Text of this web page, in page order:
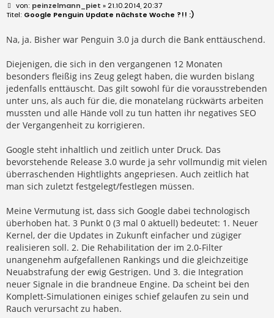
B
e
r
a
peinzelmann_piet » 21.10.2014, 20:37
Google Penguin Update nächste Woche ?!! :)
Na, ja. Bisher war Penguin 3.0 ja durch die Bank enttäuschend.
Diejenigen, die sich in den vergangenen 12 Monaten
besonders fleißig ins Zeug gelegt haben, die wurden bislang
jedenfalls enttäuscht. Das gilt sowohl für die vorausstrebenden
unter uns, als auch für die, die monatelang rückwärts arbeiten
mussten und alle Hände voll zu tun hatten ihr negatives SEO
der Vergangenheit zu korrigieren.
Google steht inhaltlich und zeitlich unter Druck. Das
bevorstehende Release 3.0 wurde ja sehr vollmundig mit vielen
überraschenden Hightlights angepriesen. Auch zeitlich hat
man sich zuletzt festgelegt/festlegen müssen.
Meine Vermutung ist, dass sich Google dabei technologisch
überhoben hat. 3 Punkt 0 (3 mal 0 aktuell) bedeutet: 1. Neuer
Kernel, der die Updates in Zukunft einfacher und zügiger
realisieren soll. 2. Die Rehabilitation der im 2.0-Filter
unangenehm aufgefallenen Rankings und die gleichzeitige
Neuabstrafung der ewig Gestrigen. Und 3. die Integration
neuer Signale in die brandneue Engine. Da scheint bei den
Komplett-Simulationen einiges schief gelaufen zu sein und
Rauch verursacht zu haben.